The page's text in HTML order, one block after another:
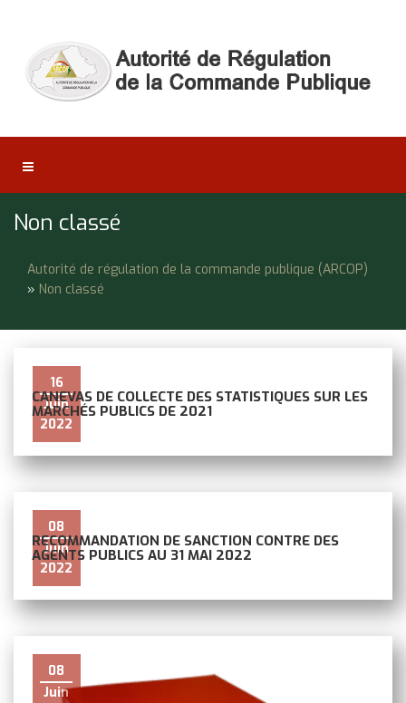
Non classé
Autorité de régulation de la commande publique (ARCOP)
» Non classé
16
Juin
2022
CANEVAS DE COLLECTE DES STATISTIQUES SUR LES
MARCHÉS PUBLICS DE 2021
08
Juin
2022
RECOMMANDATION DE SANCTION CONTRE DES
AGENTS PUBLICS AU 31 MAI 2022
08
Juin